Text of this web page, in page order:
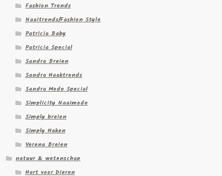
Fashion Trends
Naaitrends/Fashion Style
Patricia Baby
Patricia Special
Sandra Breien
Sandra Haaktrends
Sandra Mode Special
Simplicity Naaimode
Simply breien
Simply Haken
Verena Breien
natuur & wetenschap
Hart voor Dieren